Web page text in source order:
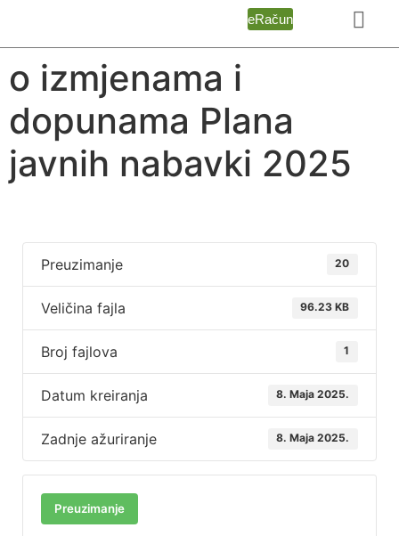
eRačun
o izmjenama i
dopunama Plana
javnih nabavki 2025
Preuzimanje 20
Veličina fajla 96.23 KB
Broj fajlova 1
Datum kreiranja 8. Maja 2025.
Zadnje ažuriranje 8. Maja 2025.
Preuzimanje